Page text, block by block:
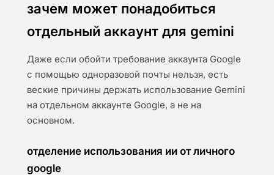
зачем может понадобиться
отдельный аккаунт для gemini
Даже если обойти требование аккаунта Google
с помощью одноразовой почты нельзя, есть
веские причины держать использование Gemini
на отдельном аккаунте Google, а не на
основном.
отделение использования ии от личного
google